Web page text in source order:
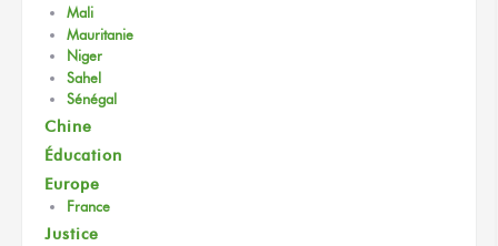
Mali
Mauritanie
Niger
Sahel
Sénégal
Chine
Éducation
Europe
France
Justice